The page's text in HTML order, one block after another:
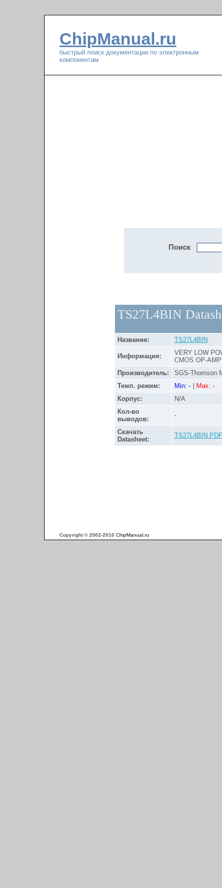
ChipManual.ru
быстрый поиск документации по электронным
компонентам
Поиск
TS27L4BIN
Название: TS27L4BIN
Информация:
VERY LOW
CMOS OP-
Производитель:
SGS-Thomson
Темп. режим:
Min: -|
Max: -
Корпус:
N/A
Кол-во
выводов:
-
Скачать
Datasheet:
TS27L4BIN.PDF
Copyright © 2002-2010 ChipManual.ru